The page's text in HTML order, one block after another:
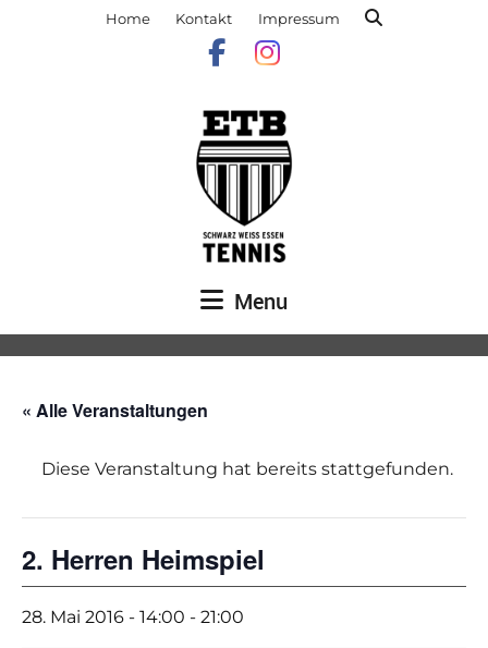
Home Kontakt Impressum
Menu
« Alle Veranstaltungen
Diese Veranstaltung hat bereits stattgefunden.
2. Herren Heimspiel
28. Mai 2016 - 14:00 - 21:00